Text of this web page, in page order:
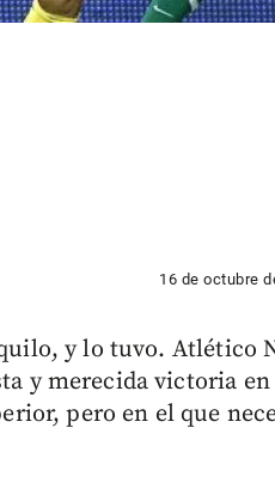
16 de octubre
y lo tuvo. Atlético
y merecida victoria en
pero en el que